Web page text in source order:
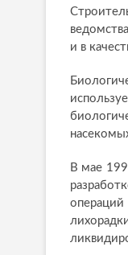
и в
В мае